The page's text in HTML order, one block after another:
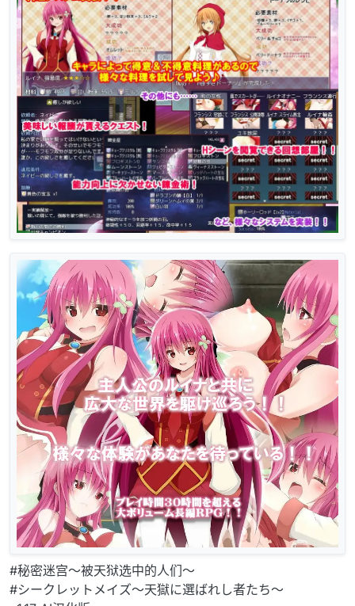
#秘密迷宫〜被天狱选中的人们〜
#シークレットメイズ〜天獄に選ばれし者たち〜